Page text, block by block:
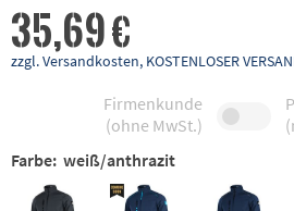
35,69 €
zzgl. Versandkosten, KOSTENLOSER
Firmenkunde
(ohne MwSt.)
Farbe: weiß/anthrazit